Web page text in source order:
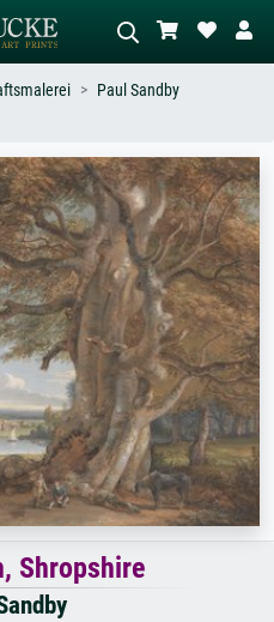
Beschreiben Sie die Szene – z.B. Grüne
Wiese, Abstrakt mit viel Rot, Dunkles
Ölgemälde, Stehender Akt neben einem
Baum.
Paul Sandby
Shropshire